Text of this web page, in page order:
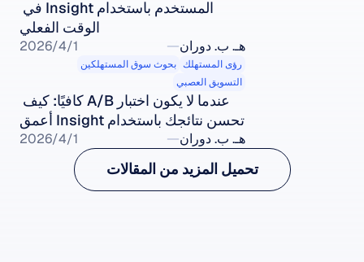
الوقت الفعلي
هـ. ب. دوران 1‏/4‏/2026
رؤى المستهلك بحوث سوق المستهلكين
التسويق العصبي
تحسن نتائجك باستخدام Insight أعمق
هـ. ب. دوران 1‏/4‏/2026
تحميل المزيد من المقالات